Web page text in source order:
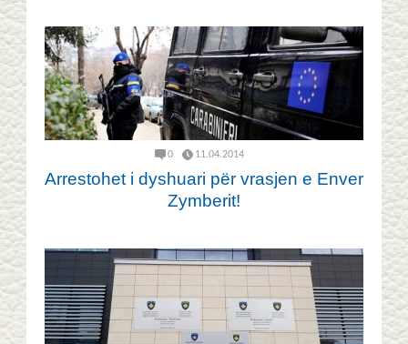
0 11.04.2014
Arrestohet i dyshuari për vrasjen e Enver
Zymberit!